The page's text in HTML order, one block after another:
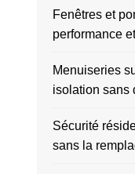
Fenêtres et
performance
Menuiseries
isolation sans
Sécurité
sans la